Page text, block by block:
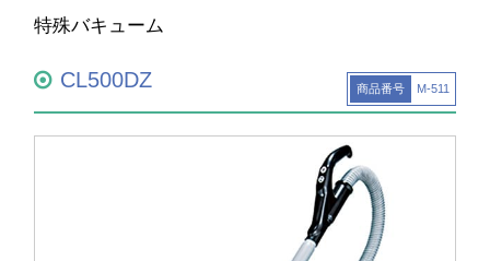
特殊バキューム
CL500DZ 商品番号 M-511